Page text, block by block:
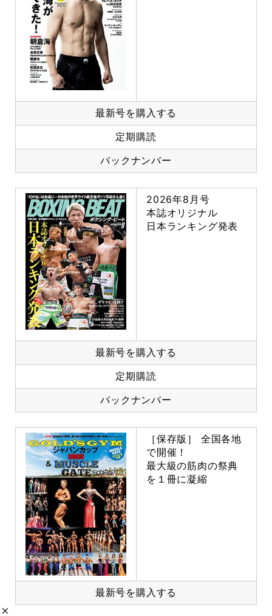
最新号を購入する
定期購読
バックナンバー
2026年8月号
本誌オリジナル
日本ランキング発表
最新号を購入する
定期購読
バックナンバー
［保存版］ 全国各地
で開催！
最大級の筋肉の祭典
を１冊に凝縮
最新号を購入する